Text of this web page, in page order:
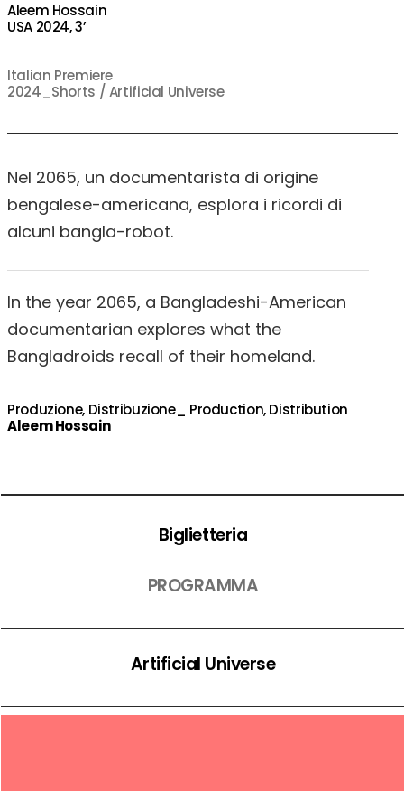
Aleem Hossain
USA 2024, 3’
Italian Premiere
2024_Shorts / Artificial Universe
Nel 2065, un documentarista di origine
bengalese-americana, esplora i ricordi di
alcuni bangla-robot.
In the year 2065, a Bangladeshi-American
documentarian explores what the
Bangladroids recall of their homeland.
Produzione, Distribuzione_ Production, Distribution
Aleem Hossain
Biglietteria
PROGRAMMA
Artificial Universe